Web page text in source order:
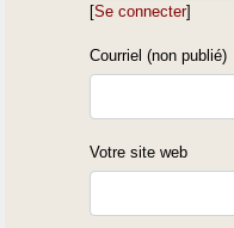
[Se connecter]
Courriel (non publié)
Votre site web